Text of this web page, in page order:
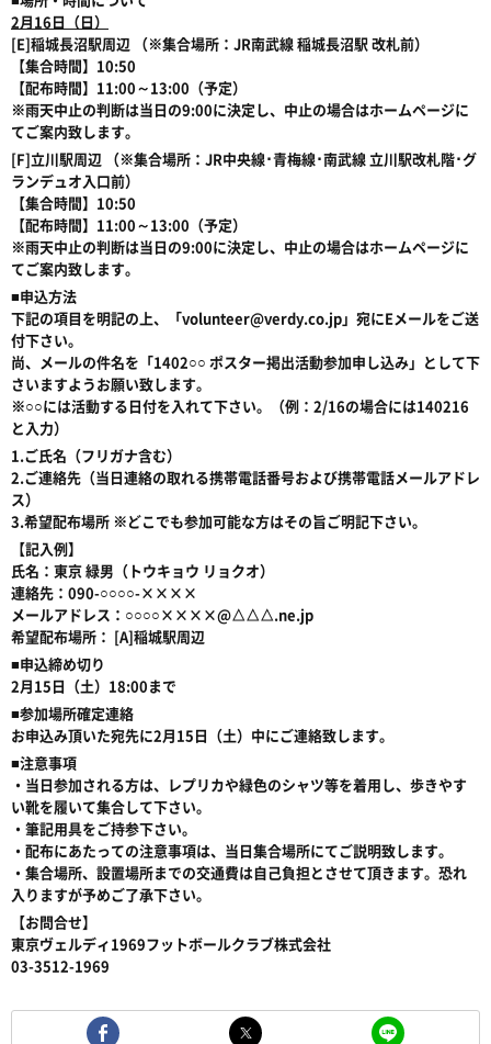
2月16日（日）
[E]稲城長沼駅周辺 （※集合場所：JR南武線 稲城長沼駅 改札前）
【集合時間】10:50
【配布時間】11:00～13:00（予定）
※雨天中止の判断は当日の9:00に決定し、中止の場合はホームページに
てご案内致します。
[F]立川駅周辺 （※集合場所：JR中央線･青梅線･南武線 立川駅改札階･グ
ランデュオ入口前）
【集合時間】10:50
【配布時間】11:00～13:00（予定）
※雨天中止の判断は当日の9:00に決定し、中止の場合はホームページに
てご案内致します。
■申込方法
下記の項目を明記の上、「volunteer@verdy.co.jp」宛にEメールをご送
付下さい。
尚、メールの件名を「1402○○ ポスター掲出活動参加申し込み」として下
さいますようお願い致します。
※○○には活動する日付を入れて下さい。（例：2/16の場合には140216
と入力）
1.ご氏名（フリガナ含む）
2.ご連絡先（当日連絡の取れる携帯電話番号および携帯電話メールアドレ
ス）
3.希望配布場所 ※どこでも参加可能な方はその旨ご明記下さい。
【記入例】
氏名：東京 緑男（トウキョウ リョクオ）
連絡先：090-○○○○-××××
メールアドレス：○○○○××××@△△△.ne.jp
希望配布場所： [A]稲城駅周辺
■申込締め切り
2月15日（土）18:00まで
■参加場所確定連絡
お申込み頂いた宛先に2月15日（土）中にご連絡致します。
■注意事項
・当日参加される方は、レプリカや緑色のシャツ等を着用し、歩きやす
い靴を履いて集合して下さい。
・筆記用具をご持参下さい。
・配布にあたっての注意事項は、当日集合場所にてご説明致します。
・集合場所、設置場所までの交通費は自己負担とさせて頂きます。恐れ
入りますが予めご了承下さい。
【お問合せ】
東京ヴェルディ1969フットボールクラブ株式会社
03-3512-1969